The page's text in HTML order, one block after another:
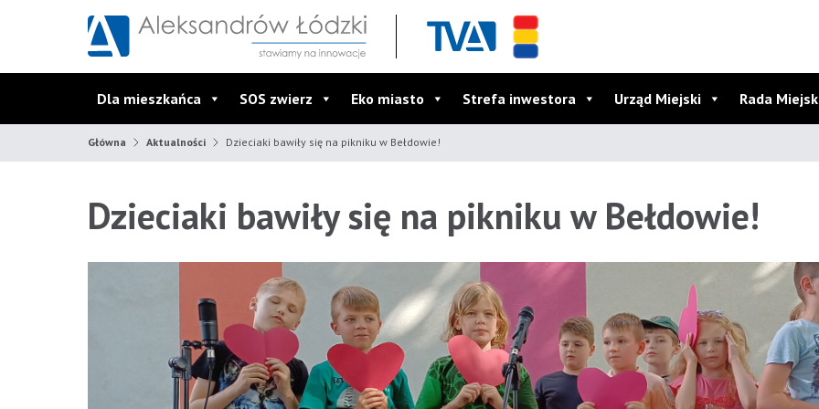
Dla mieszkańca SOS zwierz Eko miasto Strefa inwestora Urząd Miejski Rada
Główna Aktualności Dzieciaki bawiły się na pikniku w Bełdowie!
Dzieciaki bawiły się na pikniku w Bełdowie!